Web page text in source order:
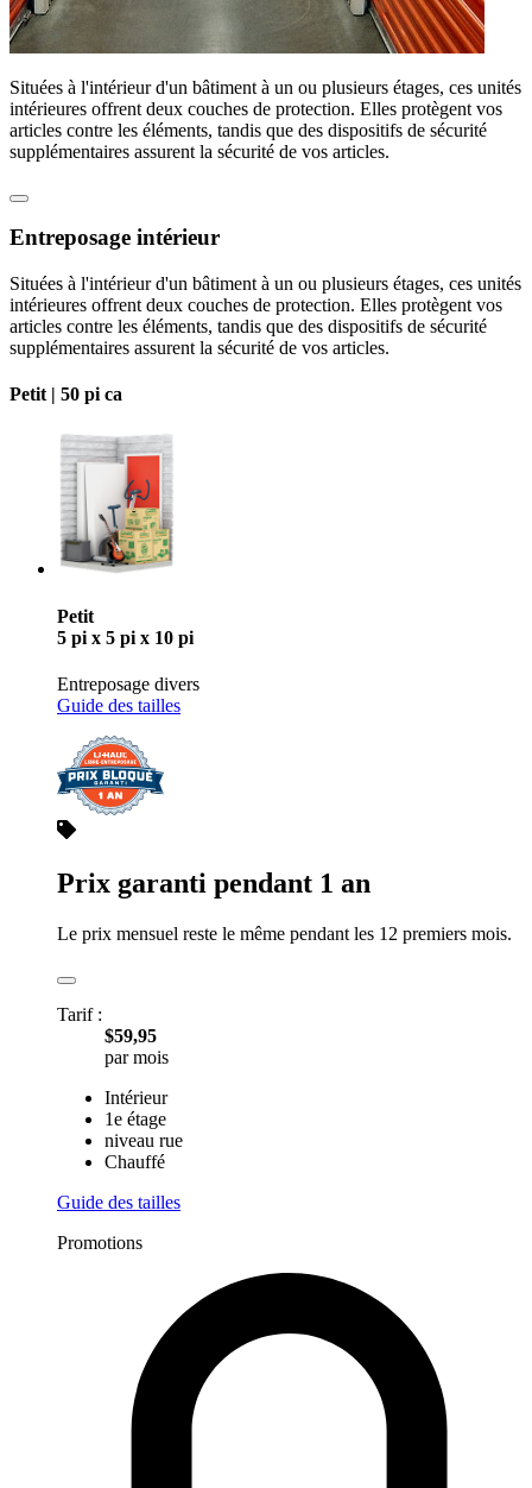
Situées à l'intérieur d'un bâtiment à un ou plusieurs étages, ces unités
intérieures offrent deux couches de protection. Elles protègent vos
articles contre les éléments, tandis que des dispositifs de sécurité
supplémentaires assurent la sécurité de vos articles.
Entreposage intérieur
Situées à l'intérieur d'un bâtiment à un ou plusieurs étages, ces unités
intérieures offrent deux couches de protection. Elles protègent vos
articles contre les éléments, tandis que des dispositifs de sécurité
supplémentaires assurent la sécurité de vos articles.
Petit | 50 pi ca
Petit
5 pi x 5 pi x 10 pi
Entreposage divers
Guide des tailles
Prix garanti pendant 1 an
Le prix mensuel reste le même pendant les 12 premiers mois.
Tarif :
$59,95
par mois
Intérieur
1e étage
niveau rue
Chauffé
Guide des tailles
Promotions